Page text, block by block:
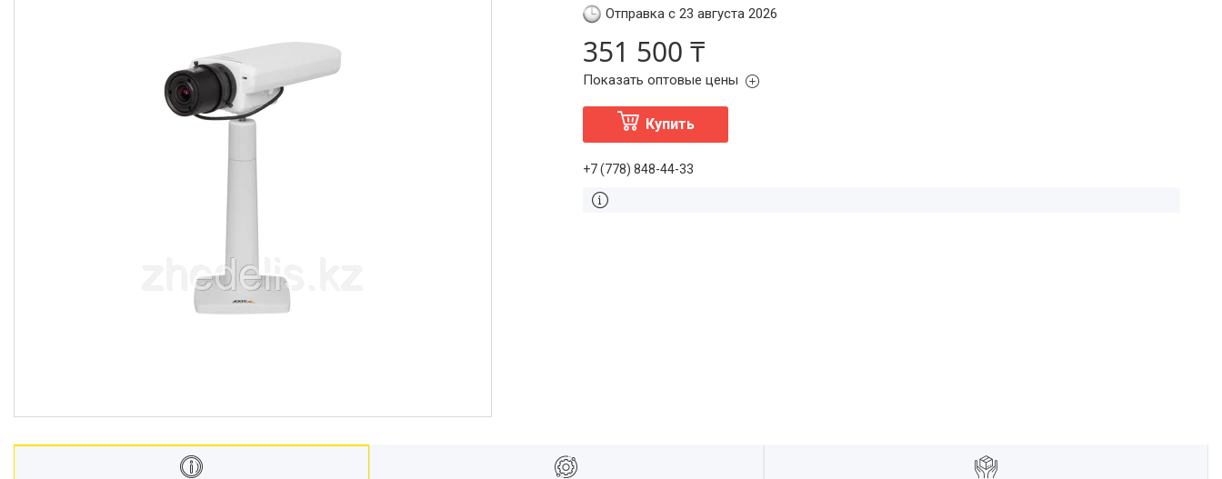
Отправка с 23 августа 2026
351 500 ₸
Показать оптовые цены
Купить
+7 (778) 848-44-33